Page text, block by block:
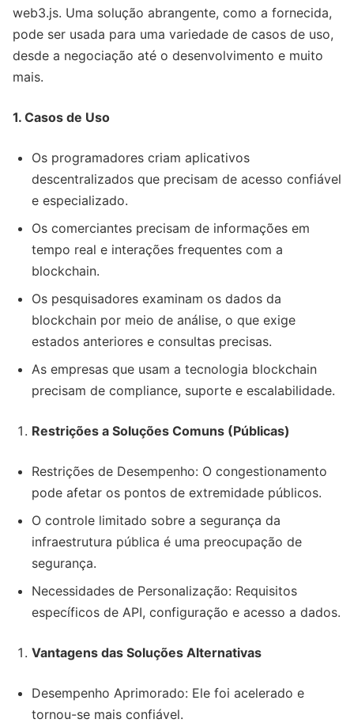
web3.js. Uma solução abrangente, como a fornecida,
pode ser usada para uma variedade de casos de uso,
desde a negociação até o desenvolvimento e muito
mais.
1. Casos de Uso
Os programadores criam aplicativos
descentralizados que precisam de acesso confiável
e especializado.
Os comerciantes precisam de informações em
tempo real e interações frequentes com a
blockchain.
Os pesquisadores examinam os dados da
blockchain por meio de análise, o que exige
estados anteriores e consultas precisas.
As empresas que usam a tecnologia blockchain
precisam de compliance, suporte e escalabilidade.
Restrições a Soluções Comuns (Públicas)
Restrições de Desempenho: O congestionamento
pode afetar os pontos de extremidade públicos.
O controle limitado sobre a segurança da
infraestrutura pública é uma preocupação de
segurança.
Necessidades de Personalização: Requisitos
específicos de API, configuração e acesso a dados.
Vantagens das Soluções Alternativas
Desempenho Aprimorado: Ele foi acelerado e
tornou-se mais confiável.